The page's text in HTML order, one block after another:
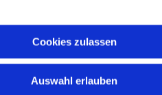
Cookies zulassen
Auswahl erlauben